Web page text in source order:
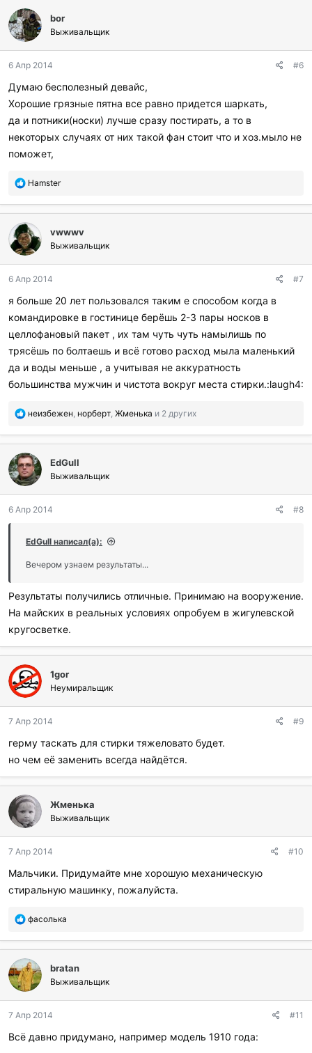
л
а
г
о
а
и
л
и
bor
Выживальщик
6 Апр 2014 #6
Думаю бесполезный девайс,
Хорошие грязные пятна все равно придется шаркать,
да и потники(носки) лучше сразу постирать, а то в
некоторых случаях от них такой фан стоит что и хоз.мыло не
поможет,
П
б
а
г
о
а
и
л
и
Hamster
vwwwv
Выживальщик
6 Апр 2014 #7
я больше 20 лет пользовался таким е способом когда в
командировке в гостинице берёшь 2-3 пары носков в
целлофановый пакет , их там чуть чуть намылишь по
трясёшь по болтаешь и всё готово расход мыла маленький
да и воды меньше , а учитывая не аккуратность
большинства мужчин и чистота вокруг места стирки.:laugh4:
П
б
л
а
г
о
а
и
и
неизбежен, норберт, Жменька и 2 других
EdGull
Выживальщик
6 Апр 2014 #8
EdGull написал(а):
Вечером узнаем результаты...
Результаты получились отличные. Принимаю на вооружение.
На майских в реальных условиях опробуем в жигулевской
кругосветке.
1gor
Неумиральщик
7 Апр 2014 #9
герму таскать для стирки тяжеловато будет.
но чем её заменить всегда найдётся.
Жменька
Выживальщик
7 Апр 2014 #10
Мальчики. Придумайте мне хорошую механическую
стиральную машинку, пожалуйста.
П
б
л
а
г
о
а
и
фасолька
bratan
Выживальщик
7 Апр 2014 #11
Всё давно придумано, например модель 1910 года: